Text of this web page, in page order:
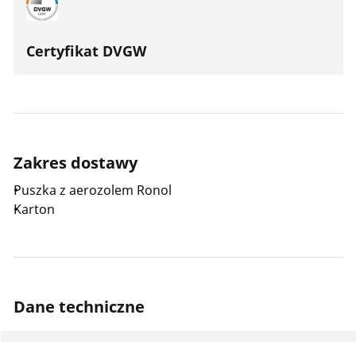
Certyfikat DVGW
Zakres dostawy
Puszka z aerozolem Ronol
Karton
Dane techniczne